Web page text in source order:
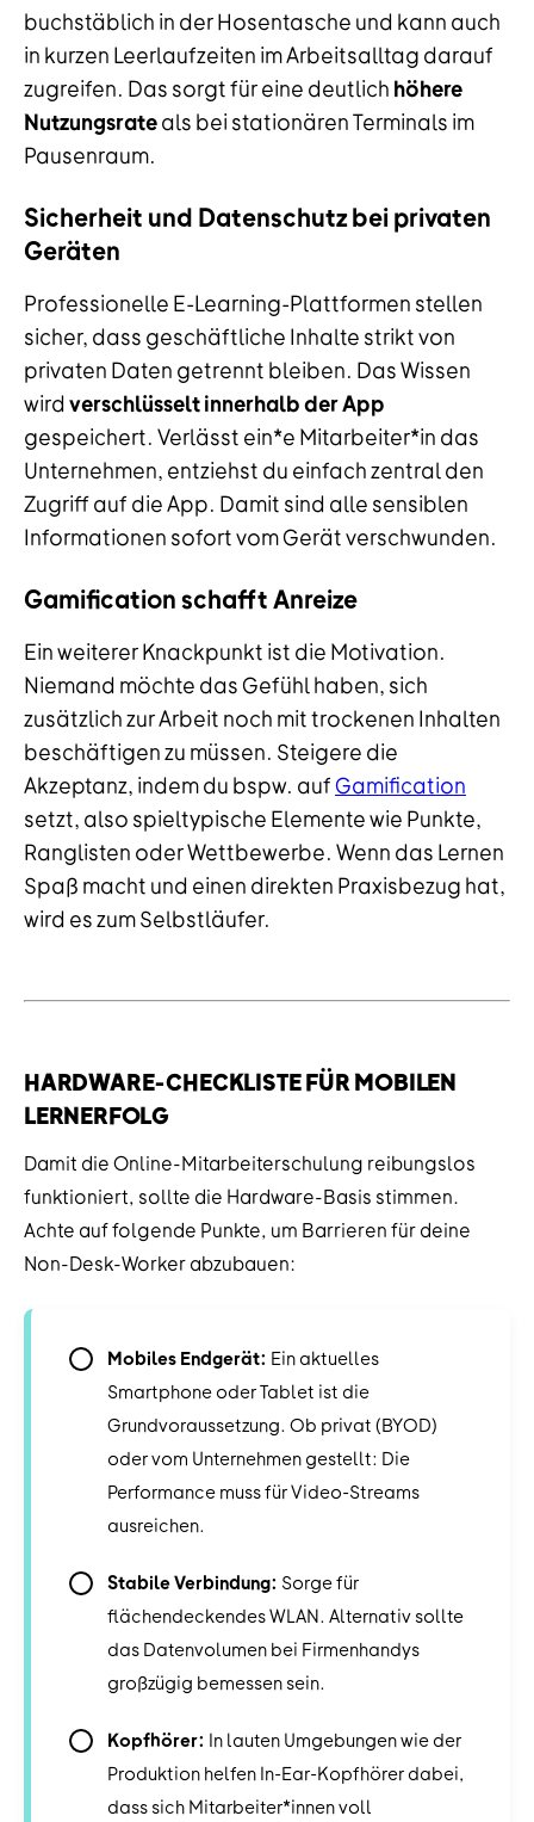
buchstäblich in der Hosentasche und kann auch
in kurzen Leerlaufzeiten im Arbeitsalltag darauf
zugreifen. Das sorgt für eine deutlich höhere
Nutzungsrateals bei stationären Terminals im
Pausenraum.
Sicherheit und Datenschutz bei privaten
Geräten
Professionelle E-Learning-Plattformen stellen
sicher, dass geschäftliche Inhalte strikt von
privaten Daten getrennt bleiben. Das Wissen
wirdverschlüsselt innerhalb der App
gespeichert. Verlässt ein*e Mitarbeiter*in das
Unternehmen, entziehst du einfach zentral den
Zugriff auf die App. Damit sind alle sensiblen
Informationen sofort vom Gerät verschwunden.
Gamification schafft Anreize
Ein weiterer Knackpunkt ist die Motivation.
Niemand möchte das Gefühl haben, sich
zusätzlich zur Arbeit noch mit trockenen Inhalten
beschäftigen zu müssen. Steigere die
Akzeptanz, indem du bspw. aufGamification
setzt, also spieltypische Elemente wie Punkte,
Ranglisten oder Wettbewerbe. Wenn das Lernen
Spaß macht und einen direkten Praxisbezug hat,
wird es zum Selbstläufer.
HARDWARE-CHECKLISTE FÜR MOBILEN
LERNERFOLG
Damit die Online-Mitarbeiterschulung reibungslos
funktioniert, sollte die Hardware-Basis stimmen.
Achte auf folgende Punkte, um Barrieren für deine
Non-Desk-Worker abzubauen:
Mobiles Endgerät: Ein aktuelles
Smartphone oder Tablet ist die
Grundvoraussetzung. Ob privat (BYOD)
oder vom Unternehmen gestellt: Die
Performance muss für Video-Streams
ausreichen.
Stabile Verbindung: Sorge für
flächendeckendes WLAN. Alternativ sollte
das Datenvolumen bei Firmenhandys
großzügig bemessen sein.
Kopfhörer: In lauten Umgebungen wie der
Produktion helfen In-Ear-Kopfhörer dabei,
dass sich Mitarbeiter*innen voll